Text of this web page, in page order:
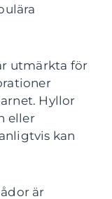
utmärkta för
Hyllor
eller
kan
är